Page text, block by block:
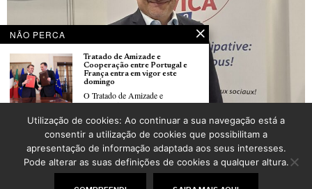
CIVICA met en lumière l’engagement des Français d’origine portugaise au Salon des
Maires d’Île-de-France
FANNY SIRAND-REY
©2026LusoJornal | Todos os direitos reservados
NÃO PERCA
Tratado de Amizade e
Cooperação entre Portugal e
França entra em vigor este
domingo
O Tratado de Amizade e
Cooperação
Cristina Gonçalves Pereira
eleita Maire-Adjointe de Allonne
(60)
A Transmontana Cristina
Gonçalves Pereira foi
Utilização de cookies: Ao continuar a sua navegação está a
consentir a utilização de cookies que possibilitam a
apresentação de informação adaptada aos seus interesses.
Pode alterar as suas definições de cookies a qualquer altura.